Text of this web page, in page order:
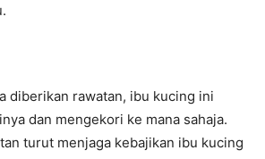
diberikan rawatan, ibu kucing ini
dan mengekori ke mana sahaja.
turut menjaga kebajikan ibu kucing